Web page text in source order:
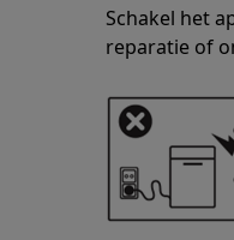
Schakel het
reparatie of